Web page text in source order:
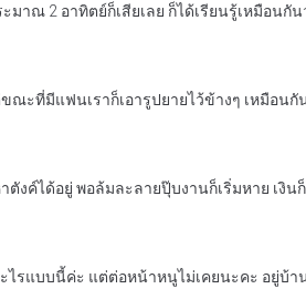
ณ 2 อาทิตย์ก็เสียเลย ก็ได้เรียนรู้เหมือนกั
ะที่มีแฟนเราก็เอารูปยายไว้ข้างๆ เหมือ
ด้อยู่ พอล้มละลายปุ๊บงานก็เริ่มหาย เงินก็
รแบบนี้ค่ะ แต่ต่อหน้าหนูไม่เคยนะคะ อยู่บ้